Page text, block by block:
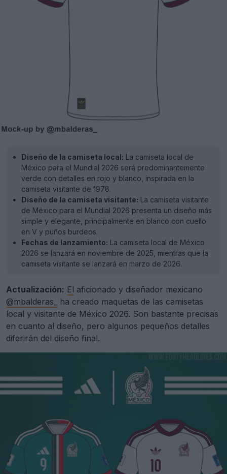
Diseño de la camiseta local: La camiseta local de
México para el Mundial 2026 será predominantemente
verde con detalles en rojo y blanco, inspirada en la
camiseta visitante de 1978.
Diseño de la camiseta visitante: La camiseta visitante
de México para el Mundial 2026 presenta un diseño más
simple y elegante, principalmente en blanco con cuello
en V y puños burdeos.
Fechas de lanzamiento: La camiseta local de México
2026 se lanzará en noviembre de 2025, mientras que la
camiseta visitante se lanzará en marzo de 2026.
Actualización: El aficionado y diseñador mexicano
@mbalderas_
ha creado maquetas de las camisetas
local y visitante de México 2026. Son bastante precisas
en cuanto al diseño, pero algunos pequeños detalles
diferirán del diseño final.